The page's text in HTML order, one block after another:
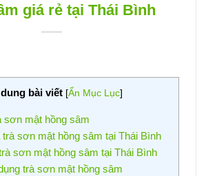
giá rẻ tại Thái Bình
bài viết [Ẩn Mục Lục]
sơn mật hồng sâm
trà sơn mật hồng sâm tại Thái Bình
sơn mật hồng sâm tại Thái Bình
trà sơn mật hồng sâm